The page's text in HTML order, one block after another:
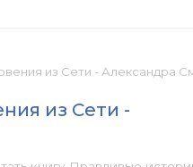
из Сети - Александра Смольная
из Сети -